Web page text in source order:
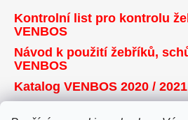
Kontrolní list pro kontrolu
VENBOS
Návod k použití žebříků,
VENBOS
Katalog VENBOS 2020 / 2021